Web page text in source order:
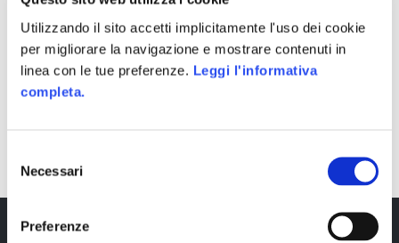
Utilizzando il sito accetti implicitamente l'uso dei cookie
per migliorare la navigazione e mostrare contenuti in
linea con le tue preferenze. Leggi l'informativa
completa.
del
consenso
Necessari
Preferenze